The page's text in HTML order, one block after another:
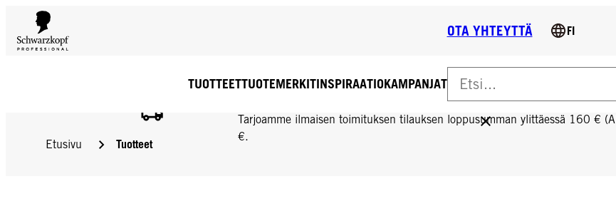
Tarjoamme ilmaisen toimituksen tilauksen loppusumman ylittäessä 160 €
€.
TUOTTEETTUOTEMERKITINSPIRAATIOKAMPANJAT
OTA YHTEYTTÄ FI
Etusivu Tuotteet